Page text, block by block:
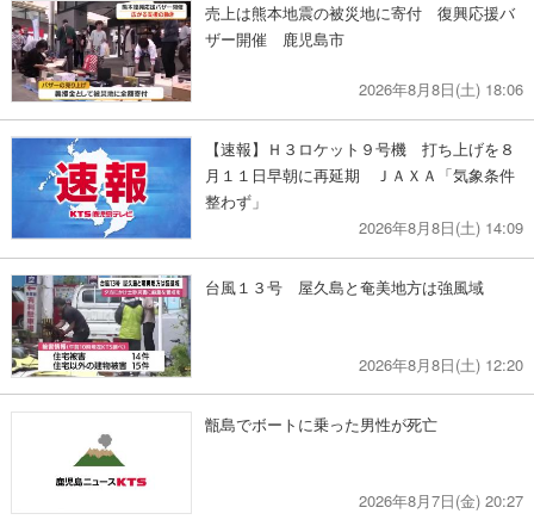
売上は熊本地震の被災地に寄付 復興応援バ
ザー開催 鹿児島市
2026年8月8日(土) 18:06
【速報】Ｈ３ロケット９号機 打ち上げを８
月１１日早朝に再延期 ＪＡＸＡ「気象条件
整わず」
2026年8月8日(土) 14:09
台風１３号 屋久島と奄美地方は強風域
2026年8月8日(土) 12:20
甑島でボートに乗った男性が死亡
2026年8月7日(金) 20:27